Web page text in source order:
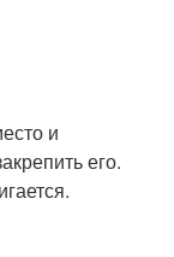
и
его.